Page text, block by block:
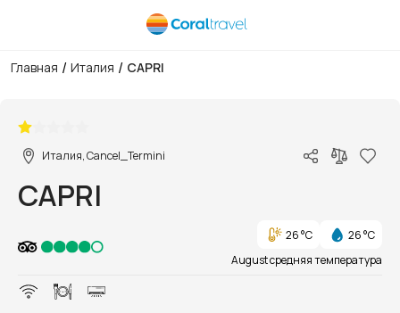
Главная / Италия / CAPRI
Италия, Cancel_Termini
CAPRI
26 °C
26 °C
August средняя температура